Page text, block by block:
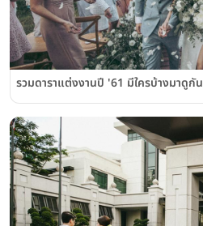
รวมดาราแต่งงานปี '61 มีใครบ้างมาดูกัน